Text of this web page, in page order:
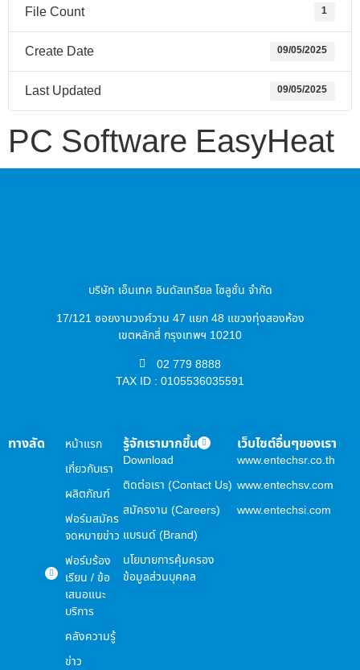
File Count 1
Create Date 09/05/2025
Last Updated 09/05/2025
PC Software EasyHeat
บริษัท เอ็นเทค อินดัสเทรียล โซลูชั่น จำกัด
17/121 ซอยงามวงศ์วาน 47 แยก 48 แขวงทุ่งสองห้อง
เขตหลักสี่ กรุงเทพฯ 10210
02 779 8888
TAX ID : 0105536035591
ทางลัด
หน้าแรก
เกี่ยวกับเรา
ผลิตภัณฑ์
ฟอร์มสมัคร
จดหมายข่าว
ฟอร์มร้อง
เรียน / ข้อ
เสนอแนะ
บริการ
คลังความรู้
ข่าว
รู้จักเรามากขึ้น
Download
ติดต่อเรา (Contact Us)
สมัครงาน (Careers)
แบรนด์ (Brand)
นโยบายการคุ้มครอง
ข้อมูลส่วนบุคคล
เว็บไซต์อื่นๆของเรา
www.entechsr.co.th
www.entechsv.com
www.entechsi.com